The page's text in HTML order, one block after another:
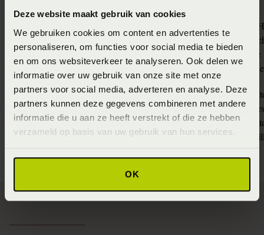
Deze website maakt gebruik van cookies
We gebruiken cookies om content en advertenties te
personaliseren, om functies voor social media te bieden
en om ons websiteverkeer te analyseren. Ook delen we
informatie over uw gebruik van onze site met onze
partners voor social media, adverteren en analyse. Deze
partners kunnen deze gegevens combineren met andere
informatie die u aan ze heeft verstrekt of die ze hebben
verzameld op basis van uw gebruik van hun services.
OK
Natuurlatex uitvoering
- 100% natuurlijke
- Maximale
- Optimale ventilatie
- Drukverlagend en
Pocketvering uitvoering
- Individueel
- Dynamische
- Uitstekende
- Ideaal voor